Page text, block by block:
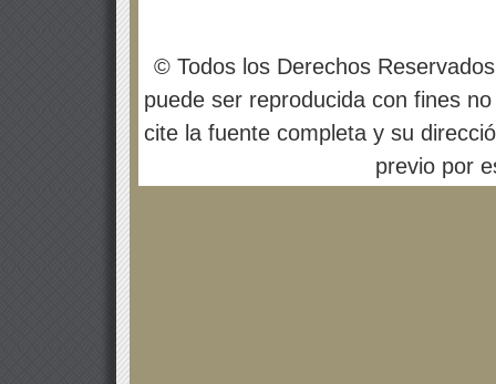
© Todos los Derechos
puede ser reproducida con fines
cite la fuente completa y su
previo por